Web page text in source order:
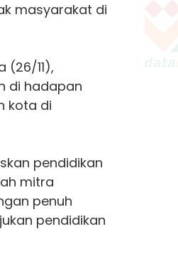
masyarakat di
(26/11),
di hadapan
kota di
pendidikan
mitra
penuh
pendidikan